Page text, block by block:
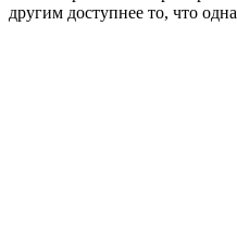
другим доступнее то, что